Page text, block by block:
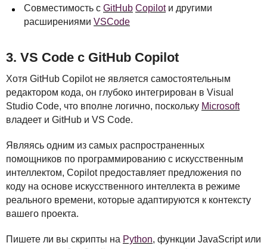
Совместимость с GitHub Copilotи другими
расширениями VSCode
3. VS Code с GitHub Copilot
Хотя GitHub Copilot не является самостоятельным
редактором кода, он глубоко интегрирован в Visual
Studio Code, что вполне логично, поскольку Microsoft
владеет и GitHub и VS Code.
Являясь одним из самых распространенных
помощников по программированию с искусственным
интеллектом, Copilot предоставляет предложения по
коду на основе искусственного интеллекта в режиме
реального времени, которые адаптируются к контексту
вашего проекта.
Пишете ли вы скрипты на Python, функции JavaScript или